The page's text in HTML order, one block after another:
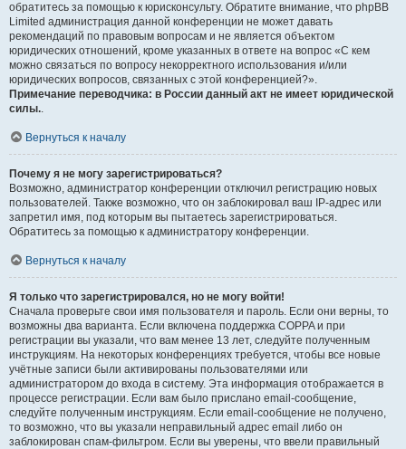
обратитесь за помощью к юрисконсульту. Обратите внимание, что phpBB
Limited администрация данной конференции не может давать
рекомендаций по правовым вопросам и не является объектом
юридических отношений, кроме указанных в ответе на вопрос «С кем
можно связаться по вопросу некорректного использования и/или
юридических вопросов, связанных с этой конференцией?».
Примечание переводчика: в России данный акт не имеет юридической
силы..
Вернуться к началу
Почему я не могу зарегистрироваться?
Возможно, администратор конференции отключил регистрацию новых
пользователей. Также возможно, что он заблокировал ваш IP-адрес или
запретил имя, под которым вы пытаетесь зарегистрироваться.
Обратитесь за помощью к администратору конференции.
Вернуться к началу
Я только что зарегистрировался, но не могу войти!
Сначала проверьте свои имя пользователя и пароль. Если они верны, то
возможны два варианта. Если включена поддержка COPPA и при
регистрации вы указали, что вам менее 13 лет, следуйте полученным
инструкциям. На некоторых конференциях требуется, чтобы все новые
учётные записи были активированы пользователями или
администратором до входа в систему. Эта информация отображается в
процессе регистрации. Если вам было прислано email-сообщение,
следуйте полученным инструкциям. Если email-сообщение не получено,
то возможно, что вы указали неправильный адрес email либо он
заблокирован спам-фильтром. Если вы уверены, что ввели правильный